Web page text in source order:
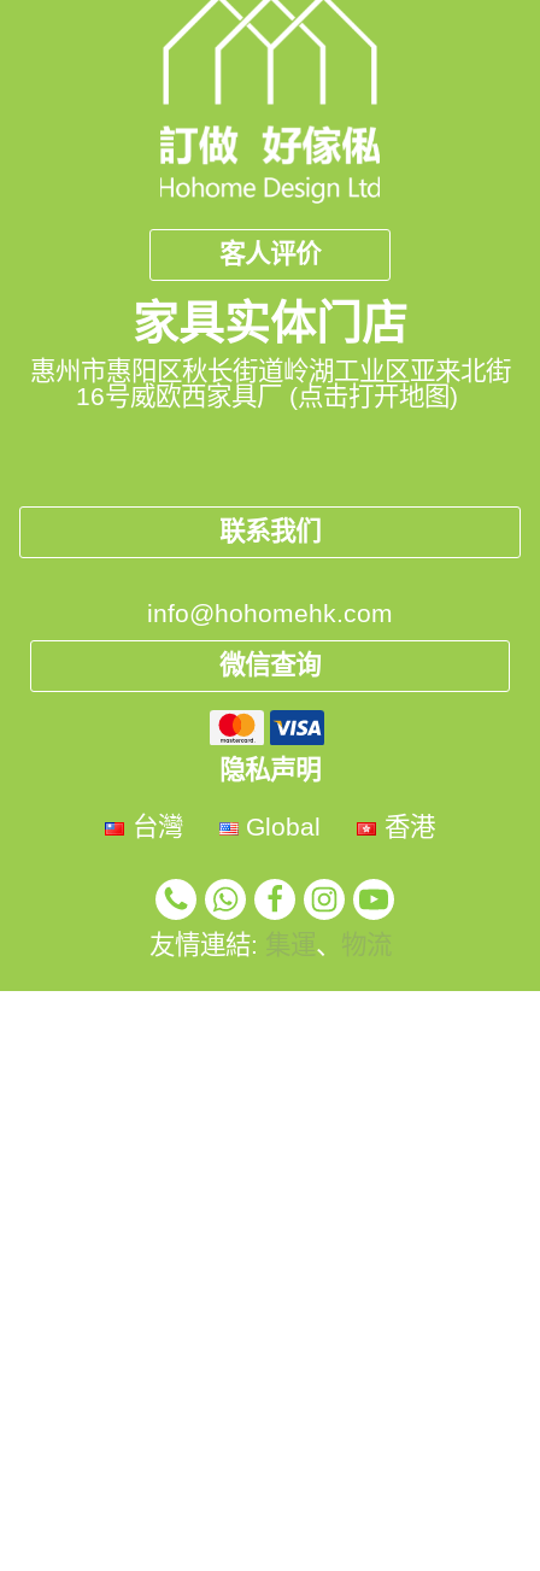
客人评价
家具实体门店
惠州市惠阳区秋长街道岭湖工业区亚来北街
16号威欧西家具厂 (点击打开地图)
联系我们
info@hohomehk.com
微信查询
隐私声明
台灣
Global 香港
友情連結: 、